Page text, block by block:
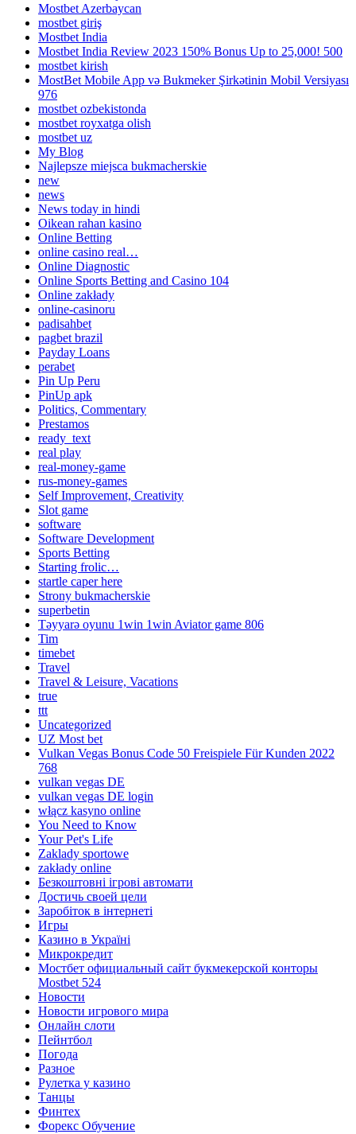
Mostbet Azerbaycan
mostbet giriş
Mostbet India
Mostbet India Review 2023 150% Bonus Up to 25,000! 500
mostbet kirish
MostBet Mobile App və Bukmeker Şirkətinin Mobil Versiyası
976
mostbet ozbekistonda
mostbet royxatga olish
mostbet uz
My Blog
Najlepsze miejsca bukmacherskie
new
news
News today in hindi
Oikean rahan kasino
Online Betting
online casino real…
Online Diagnostic
Online Sports Betting and Casino 104
Online zakłady
online-casinoru
padisahbet
pagbet brazil
Payday Loans
perabet
Pin Up Peru
PinUp apk
Politics, Commentary
Prestamos
ready_text
real play
real-money-game
rus-money-games
Self Improvement, Creativity
Slot game
software
Software Development
Sports Betting
Starting frolic…
startle caper here
Strony bukmacherskie
superbetin
Təyyarə oyunu 1win 1win Aviator game 806
Tim
timebet
Travel
Travel & Leisure, Vacations
true
ttt
Uncategorized
UZ Most bet
Vulkan Vegas Bonus Code 50 Freispiele Für Kunden 2022
768
vulkan vegas DE
vulkan vegas DE login
włącz kasyno online
You Need to Know
Your Pet's Life
Zaklady sportowe
zakłady online
Безкоштовні ігрові автомати
Достичь своей цели
Заробіток в інтернеті
Игры
Казино в Україні
Микрокредит
Мостбет официальный сайт букмекерской конторы
Mostbet 524
Новости
Новости игрового мира
Онлайн слоти
Пейнтбол
Погода
Разное
Рулетка у казино
Танцы
Финтех
Форекс Обучение